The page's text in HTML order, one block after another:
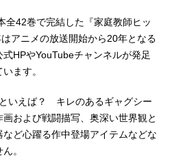
全42巻で完結した『家庭教師ヒッ
アニメの放送開始から20年となる
HPやYouTubeチャンネルが発足
ます。
いえば？ キレのあるギャグシー
および戦闘描写、奥深い世界観と
ど心躍る作中登場アイテムなどな
。